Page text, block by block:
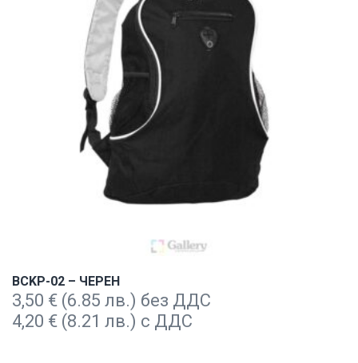
BCKP-02 – ЧЕРЕН
3,50 € (6.85 лв.) без ДДС
4,20 € (8.21 лв.) с ДДС